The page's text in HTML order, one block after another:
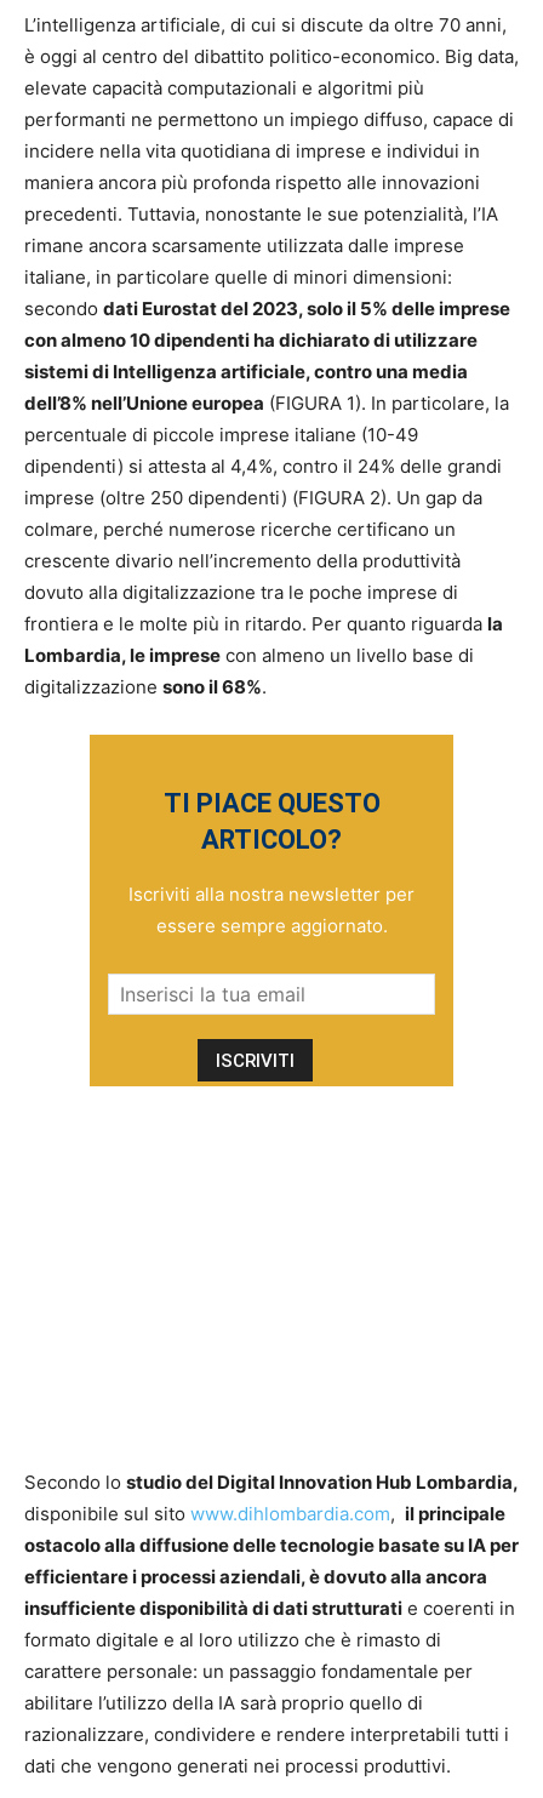
L’intelligenza artificiale, di cui si discute da oltre 70 anni,
è oggi al centro del dibattito politico-economico. Big data,
elevate capacità computazionali e algoritmi più
performanti ne permettono un impiego diffuso, capace di
incidere nella vita quotidiana di imprese e individui in
maniera ancora più profonda rispetto alle innovazioni
precedenti. Tuttavia, nonostante le sue potenzialità, l’IA
rimane ancora scarsamente utilizzata dalle imprese
italiane, in particolare quelle di minori dimensioni:
secondo dati Eurostat del 2023, solo il 5% delle imprese
con almeno 10 dipendenti ha dichiarato di utilizzare
sistemi di Intelligenza artificiale, contro una media
dell’8% nell’Unione europea (FIGURA 1). In particolare, la
percentuale di piccole imprese italiane (10-49
dipendenti) si attesta al 4,4%, contro il 24% delle grandi
imprese (oltre 250 dipendenti) (FIGURA 2). Un gap da
colmare, perché numerose ricerche certificano un
crescente divario nell’incremento della produttività
dovuto alla digitalizzazione tra le poche imprese di
frontiera e le molte più in ritardo. Per quanto riguarda la
Lombardia, le imprese con almeno un livello base di
digitalizzazione sono il 68%.
TI PIACE QUESTO
ARTICOLO?
Iscriviti alla nostra newsletter per
essere sempre aggiornato.
Secondo lo studio del Digital Innovation Hub Lombardia,
disponibile sul sito www.dihlombardia.com, il principale
ostacolo alla diffusione delle tecnologie basate su IA per
efficientare i processi aziendali, è dovuto alla ancora
insufficiente disponibilità di dati strutturati e coerenti in
formato digitale e al loro utilizzo che è rimasto di
carattere personale: un passaggio fondamentale per
abilitare l’utilizzo della IA sarà proprio quello di
razionalizzare, condividere e rendere interpretabili tutti i
dati che vengono generati nei processi produttivi.